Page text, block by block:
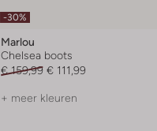
-30%
Marlou
Chelsea boots
€ 159,99 € 111,99
+ meer kleuren